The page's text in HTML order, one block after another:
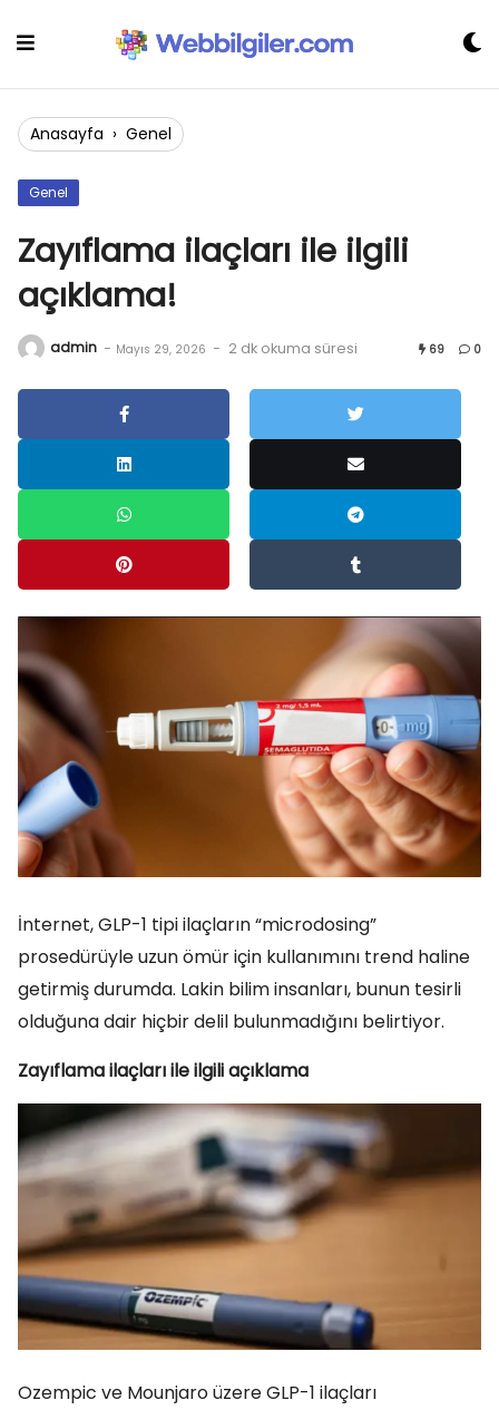
Anasayfa › Genel
Genel
Zayıflama ilaçları ile ilgili
açıklama!
admin - Mayıs 29, 2026 - 2 dk okuma süresi 69 0
İnternet, GLP-1 tipi ilaçların “microdosing”
prosedürüyle uzun ömür için kullanımını trend haline
getirmiş durumda. Lakin bilim insanları, bunun tesirli
olduğuna dair hiçbir delil bulunmadığını belirtiyor.
Zayıflama ilaçları ile ilgili açıklama
Ozempic ve Mounjaro üzere GLP-1 ilaçları